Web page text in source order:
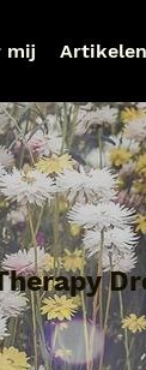
mij Artikelen